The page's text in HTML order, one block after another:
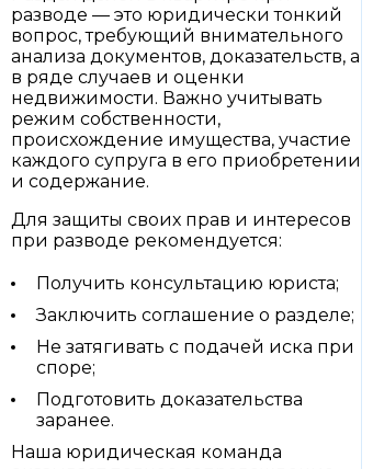
разводе — это юридически тонкий
вопрос, требующий внимательного
анализа документов, доказательств, а
в ряде случаев и оценки
недвижимости. Важно учитывать
режим собственности,
происхождение имущества, участие
каждого супруга в его приобретении
и содержание.
Для защиты своих прав и интересов
при разводе рекомендуется:
Получить консультацию юриста;
Заключить соглашение о разделе;
Не затягивать с подачей иска при
споре;
Подготовить доказательства
заранее.
Наша юридическая команда